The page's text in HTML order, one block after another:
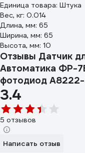
Единица товара: Штука
Вес, кг: 0.014
Длина, мм: 65
Ширина, мм: 65
Высота, мм: 10
Отзывы Датчик
Автоматика ФР-
фотодиод
3.4
5 отзывов
Написать отзыв